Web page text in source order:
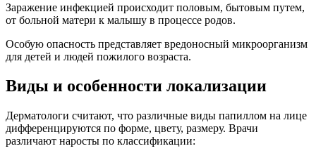
Заражение инфекцией происходит половым, бытовым путем,
от больной матери к малышу в процессе родов.
Особую опасность представляет вредоносный микроорганизм
для детей и людей пожилого возраста.
Виды и особенности локализации
Дерматологи считают, что различные виды папиллом на лице
дифференцируются по форме, цвету, размеру. Врачи
различают наросты по классификации: